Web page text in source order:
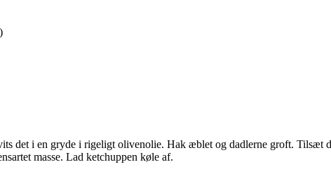
det i en gryde i rigeligt olivenolie. Hak æblet og dadlerne groft. Tilsæt
masse. Lad ketchuppen køle af.